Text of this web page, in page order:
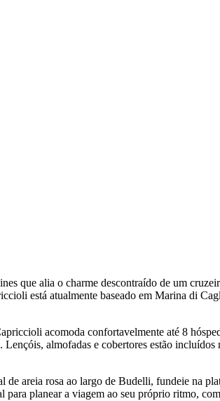
que alia o charme descontraído de um
está atualmente baseado em Marina di
acomoda confortavelmente até 8
almofadas e cobertores estão
areia rosa ao largo de Budelli, fundeie na
planear a viagem ao seu próprio ritmo,